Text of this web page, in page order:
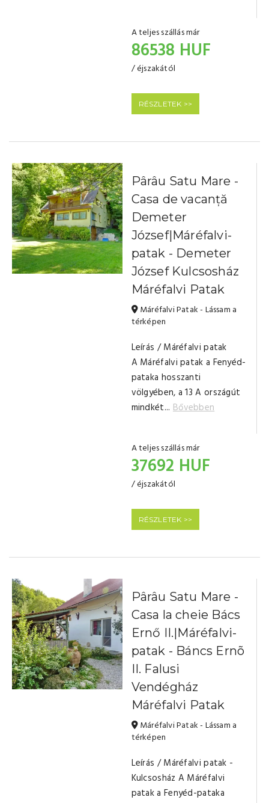
A teljes szállás már
86538 HUF
/ éjszakától
RÉSZLETEK >>
Pârâu Satu Mare -
Casa de vacanță
Demeter
József|Máréfalvi-
patak - Demeter
József Kulcsosház
Máréfalvi Patak
Máréfalvi Patak - Lássam a
térképen
Leírás / Máréfalvi patak
A Máréfalvi patak a Fenyéd-
pataka hosszanti
völgyében, a 13 A országút
mindkét... Bővebben
A teljes szállás már
37692 HUF
/ éjszakától
RÉSZLETEK >>
Pârâu Satu Mare -
Casa la cheie Bács
Ernő II.|Máréfalvi-
patak - Báncs Ernõ
II. Falusi
Vendégház
Máréfalvi Patak
Máréfalvi Patak - Lássam a
térképen
Leírás / Máréfalvi patak -
Kulcsosház A Máréfalvi
patak a Fenyéd-pataka